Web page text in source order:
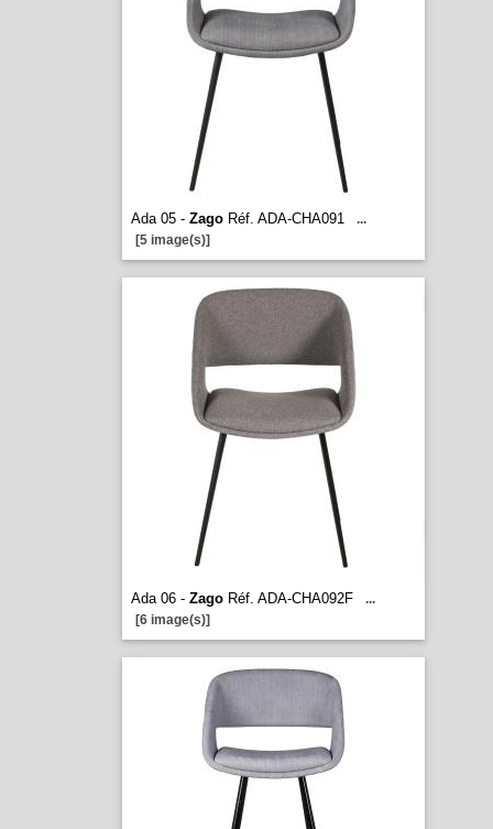
Ada 05 - ZagoRéf. ADA-CHA091
...
[5 image(s)]
Ada 06 - ZagoRéf. ADA-CHA092F
...
[6 image(s)]